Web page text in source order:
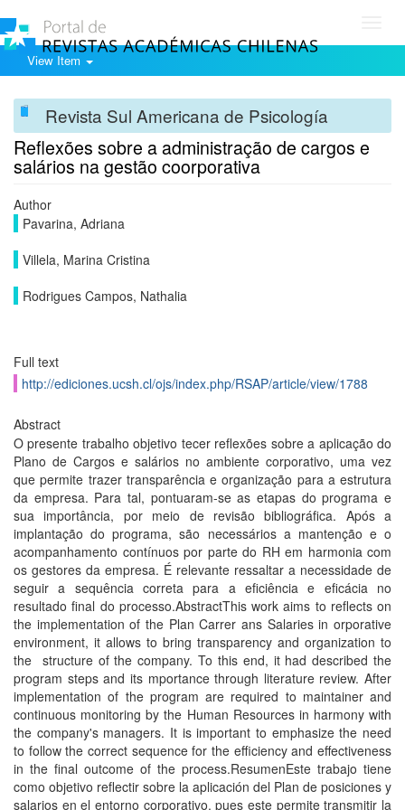
View Item
Revista Sul Americana de Psicología
Reflexões sobre a administração de cargos e
salários na gestão coorporativa
Author
Pavarina, Adriana
Villela, Marina Cristina
Rodrigues Campos, Nathalia
Full text
http://ediciones.ucsh.cl/ojs/index.php/RSAP/article/view/1788
Abstract
O presente trabalho objetivo tecer reflexões sobre a aplicação do
Plano de Cargos e salários no ambiente corporativo, uma vez
que permite trazer transparência e organização para a estrutura
da empresa. Para tal, pontuaram-se as etapas do programa e
sua importância, por meio de revisão bibliográfica. Após a
implantação do programa, são necessários a mantenção e o
acompanhamento contínuos por parte do RH em harmonia com
os gestores da empresa. É relevante ressaltar a necessidade de
seguir a sequência correta para a eficiência e eficácia no
resultado final do processo.AbstractThis work aims to reflects on
the implementation of the Plan Carrer ans Salaries in orporative
environment, it allows to bring transparency and organization to
the structure of the company. To this end, it had described the
program steps and its mportance through literature review. After
implementation of the program are required to maintainer and
continuous monitoring by the Human Resources in harmony with
the company's managers. It is important to emphasize the need
to follow the correct sequence for the efficiency and effectiveness
in the final outcome of the process.ResumenEste trabajo tiene
como objetivo reflectir sobre la aplicación del Plan de posiciones y
salarios en el entorno corporativo, pues este permite transmitir la